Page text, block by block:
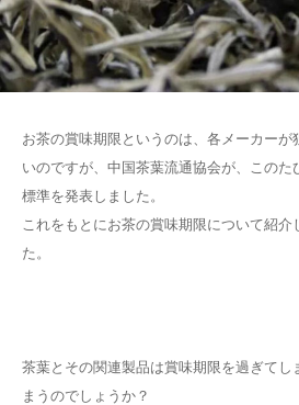
お茶の賞味期限というのは、各メーカーが
いのですが、中国茶葉流通協会が、この
標準を発表しました。
これをもとにお茶の賞味期限について紹介
た。
茶葉とその関連製品は賞味期限を過ぎてし
まうのでしょうか？